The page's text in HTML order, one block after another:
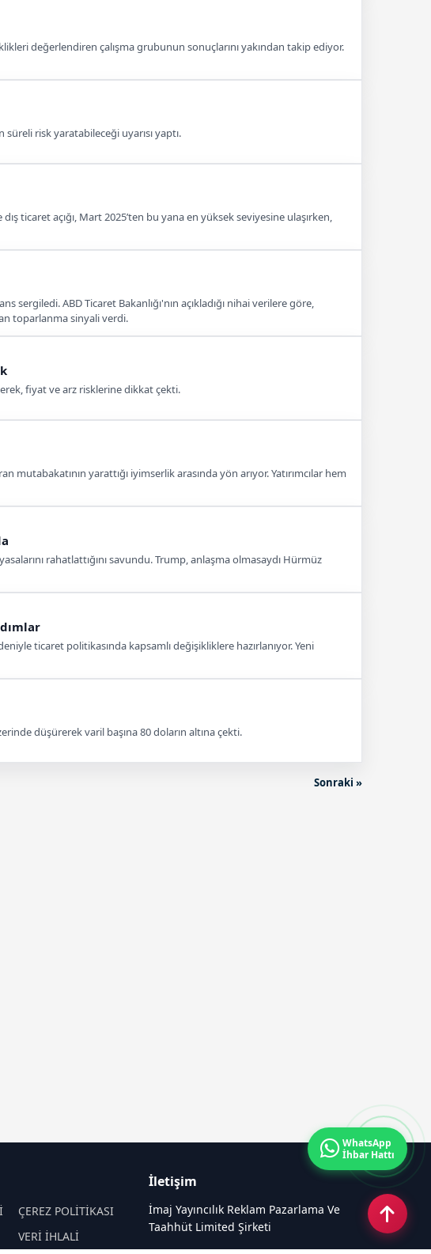
değerlendiren çalışma grubunun sonuçlarını yakından takip ediyor.
süreli risk yaratabileceği uyarısı yaptı.
ticaret açığı, Mart 2025’ten bu yana en yüksek seviyesine ulaşırken,
ABD Ticaret Bakanlığı'nın açıkladığı nihai verilere göre,
toparlanma sinyali verdi.
fiyat ve arz risklerine dikkat çekti.
mutabakatının yarattığı iyimserlik arasında yön arıyor. Yatırımcılar hem
rahatlattığını savundu. Trump, anlaşma olmasaydı Hürmüz
ticaret politikasında kapsamlı değişikliklere hazırlanıyor. Yeni
düşürerek varil başına 80 doların altına çekti.
Sonraki »
ÇEREZ POLİTİKASI
VERİ İHLALİ
İletişim
İmaj Yayıncılık Reklam Pazarlama Ve
Taahhüt Limited Şirketi
WhatsApp
İhbar Hattı